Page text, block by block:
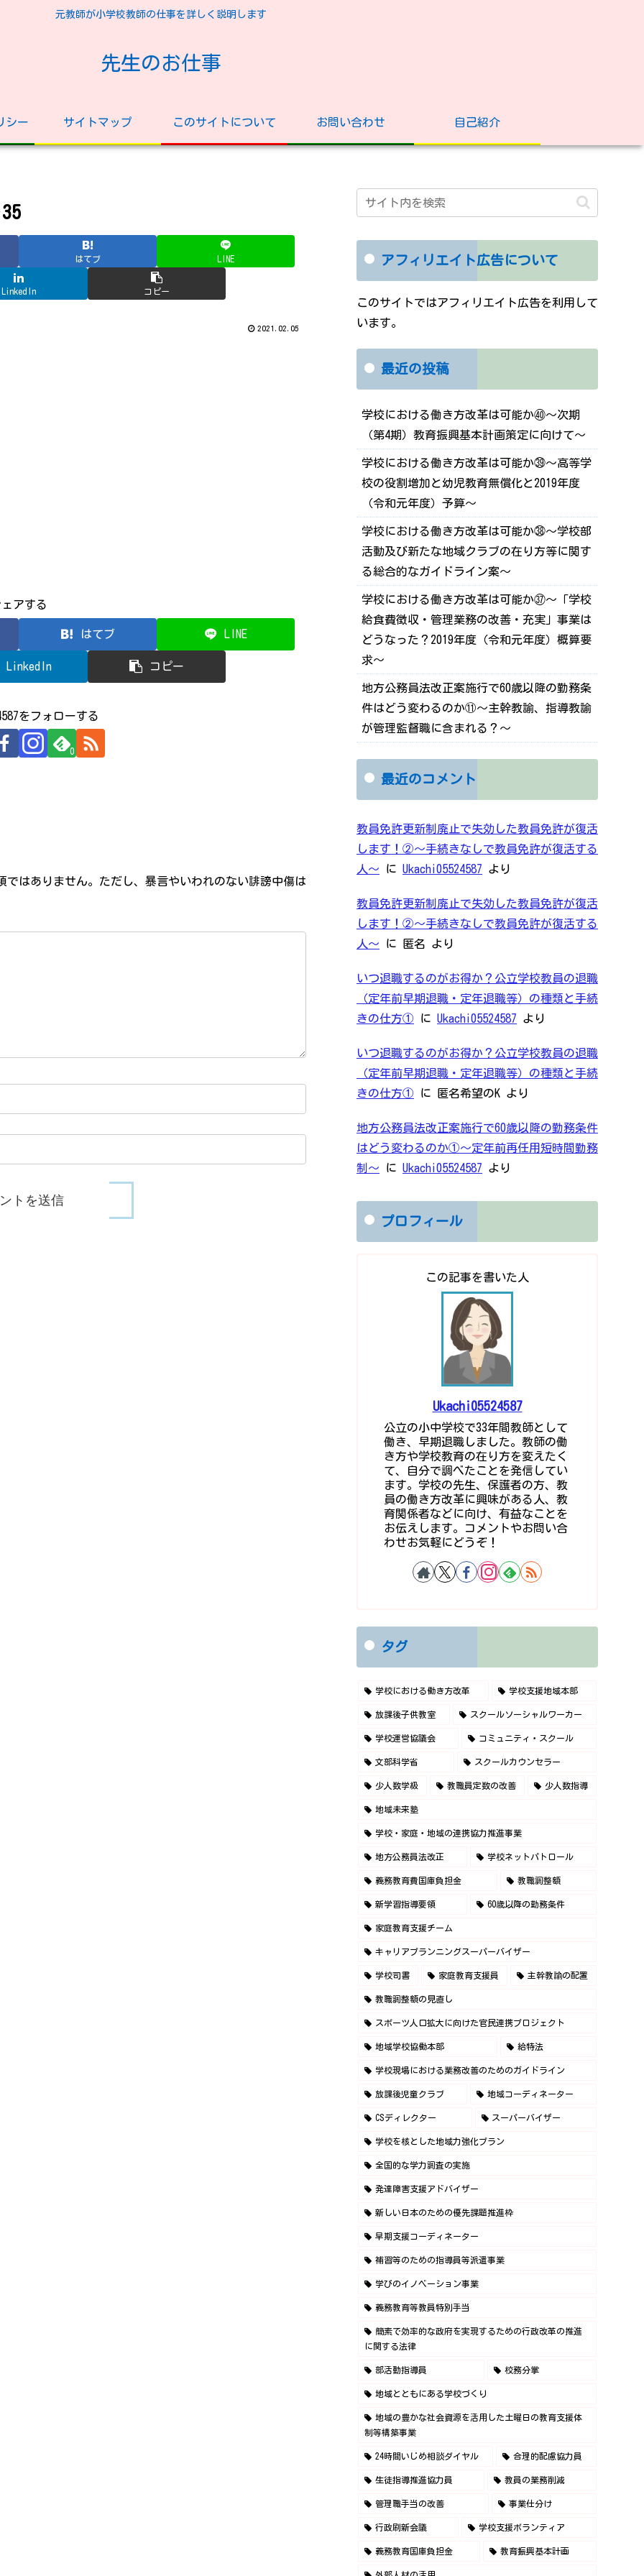
元教師が小学校教師の仕事を詳しく説明します
先生のお仕事
シー サイトマップ このサイトについて お問い合わせ 自己紹介
はてブ LINE
LinkedIn コピー
2021.02.05
ェアする
はてブ LINE
LinkedIn コピー
をフォローする
0
ではありません。ただし、暴言やいわれのない誹謗中傷は
アフィリエイト広告について
このサイトではアフィリエイト広告を利用して
います。
最近の投稿
学校における働き方改革は可能か㊵～次期
（第4期）教育振興基本計画策定に向けて～
学校における働き方改革は可能か㊴～高等学
校の役割増加と幼児教育無償化と2019年度
（令和元年度）予算～
学校における働き方改革は可能か㊳～学校部
活動及び新たな地域クラブの在り方等に関す
る総合的なガイドライン案～
学校における働き方改革は可能か㊲～「学校
給食費徴収・管理業務の改善・充実」事業は
どうなった？2019年度（令和元年度）概算要
求～
地方公務員法改正案施行で60歳以降の勤務条
件はどう変わるのか⑪～主幹教諭、指導教諭
が管理監督職に含まれる？～
最近のコメント
教員免許更新制廃止で失効した教員免許が復活
します！②～手続きなしで教員免許が復活する
人～ に Ukachi05524587 より
教員免許更新制廃止で失効した教員免許が復活
します！②～手続きなしで教員免許が復活する
人～ に 匿名 より
いつ退職するのがお得か？公立学校教員の退職
（定年前早期退職・定年退職等）の種類と手続
きの仕方① に Ukachi05524587 より
いつ退職するのがお得か？公立学校教員の退職
（定年前早期退職・定年退職等）の種類と手続
きの仕方① に 匿名希望のK より
地方公務員法改正案施行で60歳以降の勤務条件
はどう変わるのか①～定年前再任用短時間勤務
制～ に Ukachi05524587 より
プロフィール
この記事を書いた人
Ukachi05524587
公立の小中学校で33年間教師として
働き、早期退職しました。教師の働
き方や学校教育の在り方を変えたく
て、自分で調べたことを発信してい
ます。学校の先生、保護者の方、教
員の働き方改革に興味がある人、教
育関係者などに向け、有益なことを
お伝えします。コメントやお問い合
わせお気軽にどうぞ！
タグ
学校における働き方改革 学校支援地域本部
放課後子供教室 スクールソーシャルワーカー
学校運営協議会 コミュニティ・スクール
文部科学省 スクールカウンセラー
少人数学級 教職員定数の改善 少人数指導
地域未来塾
学校・家庭・地域の連携協力推進事業
地方公務員法改正 学校ネットパトロール
義務教育費国庫負担金 教職調整額
新学習指導要領 60歳以降の勤務条件
家庭教育支援チーム
キャリアプランニングスーパーバイザー
学校司書 家庭教育支援員 主幹教諭の配置
教職調整額の見直し
スポーツ人口拡大に向けた官民連携プロジェクト
地域学校協働本部 給特法
学校現場における業務改善のためのガイドライン
放課後児童クラブ 地域コーディネーター
CSディレクター スーパーバイザー
学校を核とした地域力強化プラン
全国的な学力調査の実施
発達障害支援アドバイザー
新しい日本のための優先課題推進枠
早期支援コーディネーター
補習等のための指導員等派遣事業
学びのイノベーション事業
義務教育等教員特別手当
簡素で効率的な政府を実現するための行政改革の推進
に関する法律
部活動指導員 校務分掌
地域とともにある学校づくり
地域の豊かな社会資源を活用した土曜日の教育支援体
制等構築事業
24時間いじめ相談ダイヤル 合理的配慮協力員
生徒指導推進協力員 教員の業務削減
管理職手当の改善 事業仕分け
行政刷新会議 学校支援ボランティア
義務教育国庫負担金 教育振興基本計画
外部人材の活用